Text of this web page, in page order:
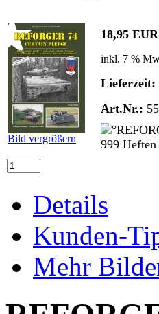
Bild vergrößern
18,95 EUR
inkl. 7 %
Lieferzeit:
Art.Nr.:
Details
Kunden-
Mehr